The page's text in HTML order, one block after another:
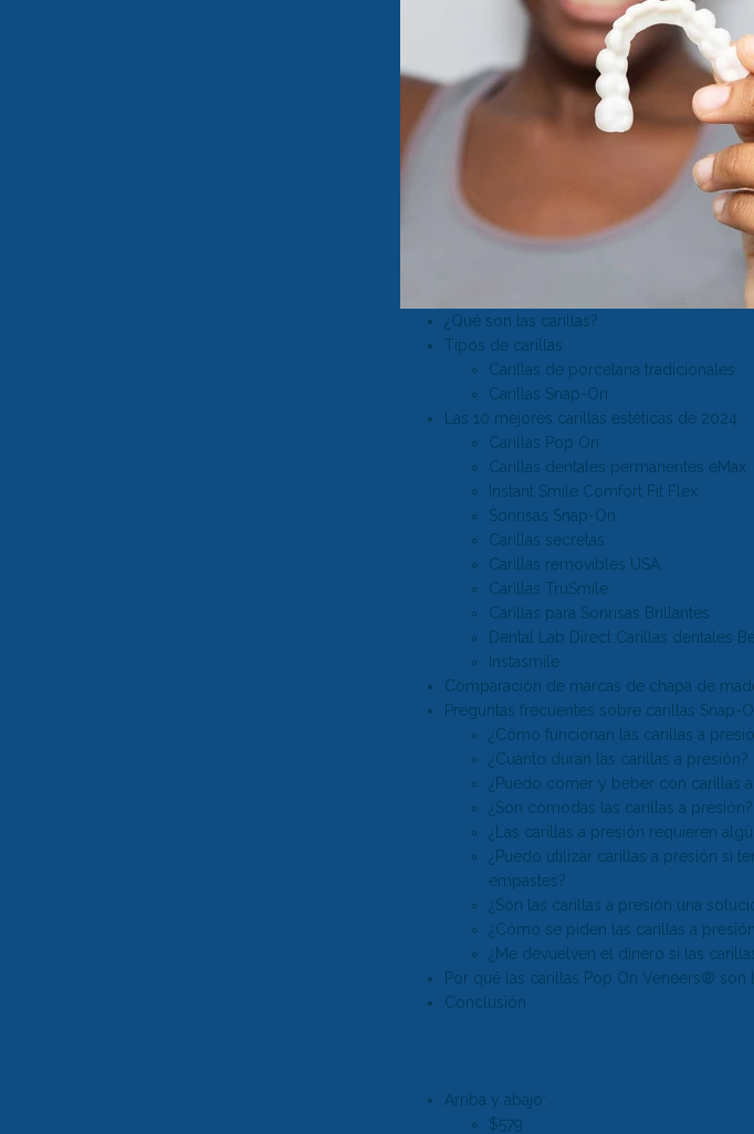
¿Qué son las carillas?
Tipos de carillas
Carillas de porcelana tradicionales
Carillas Snap-On
Las 10 mejores carillas estéticas de 2024
Carillas Pop On
Carillas dentales permanentes eMax
Instant Smile Comfort Fit Flex
Sonrisas Snap-On
Carillas secretas
Carillas removibles USA
Carillas TruSmile
Carillas para Sonrisas Brillantes
Dental Lab Direct Carillas dentales
Instasmile
Comparación de marcas de chapa de
Preguntas frecuentes sobre carillas Snap-
¿Cómo funcionan las carillas a
¿Cuánto duran las carillas a presión?
¿Puedo comer y beber con carillas
¿Son cómodas las carillas a presión?
¿Las carillas a presión requieren
¿Puedo utilizar carillas a presión si
empastes?
¿Son las carillas a presión una
¿Cómo se piden las carillas a
¿Me devuelven el dinero si las
Por qué las carillas Pop On Veneers® son
Conclusión
Arriba y abajo:
$579